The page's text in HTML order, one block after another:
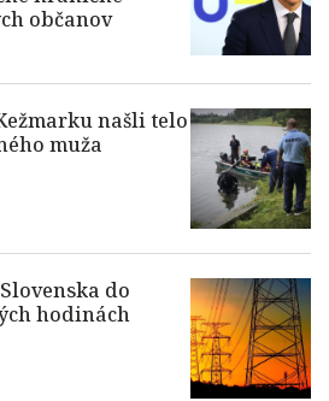
občanov
našli telo
muža
do
hodinách